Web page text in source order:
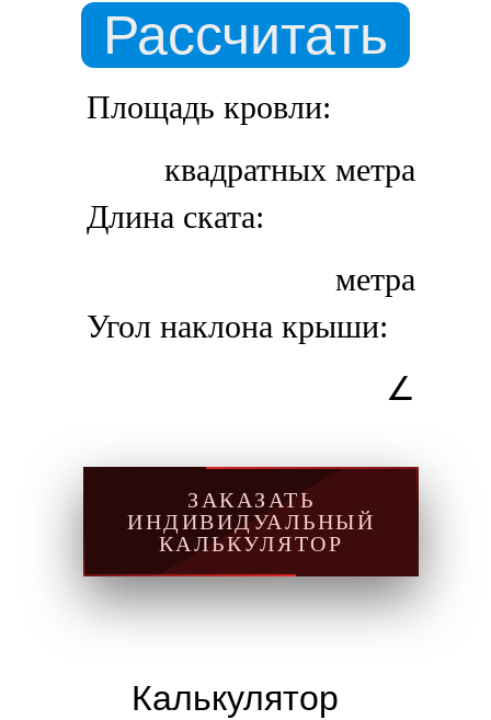
Рассчитать
Площадь кровли:
квадратных метра
Длина ската:
метра
Угол наклона крыши:
∠
ЗАКАЗАТЬ
ИНДИВИДУАЛЬНЫЙ
КАЛЬКУЛЯТОР
Калькулятор